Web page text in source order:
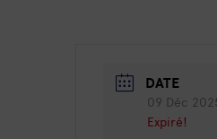
DATE
09 Déc
Expiré!